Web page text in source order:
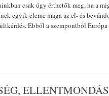
csak úgy érthetők meg, ha a
egyik eleme maga az el- és
Ebből a szempontból Európa